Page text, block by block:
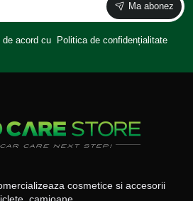
Ma abonez
acord cu Politica de confidențialitate
cosmetice si accesorii